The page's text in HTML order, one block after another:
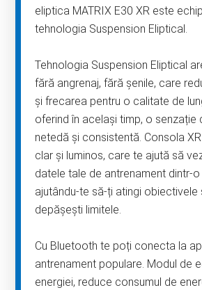
eliptica MATRIX E30 XR este
tehnologia Suspension Eliptical.
Tehnologia Suspension Eliptical
fără angrenaj, fără șenile, care
și frecarea pentru o calitate de
oferind în același timp, o senzație
netedă și consistentă. Consola
clar și luminos, care te ajută să
datele tale de antrenament dintr-o
ajutându-te să-ți atingi obiectivele
depășești limitele.
Cu Bluetooth te poți conecta la
antrenament populare. Modul de
energiei, reduce consumul de